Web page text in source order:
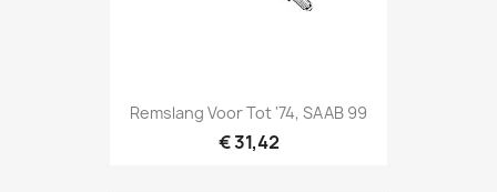
Remslang Voor Tot '74, SAAB 99
€ 31,42